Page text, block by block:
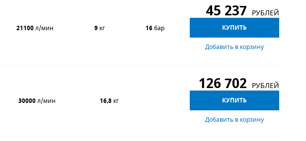
21100л/мин 9 кг 16бар
45 237 РУБЛЕЙ
КУПИТЬ
Добавить в корзину
30000л/мин 16,8 кг
126 702 РУБЛЕЙ
КУПИТЬ
Добавить в корзину